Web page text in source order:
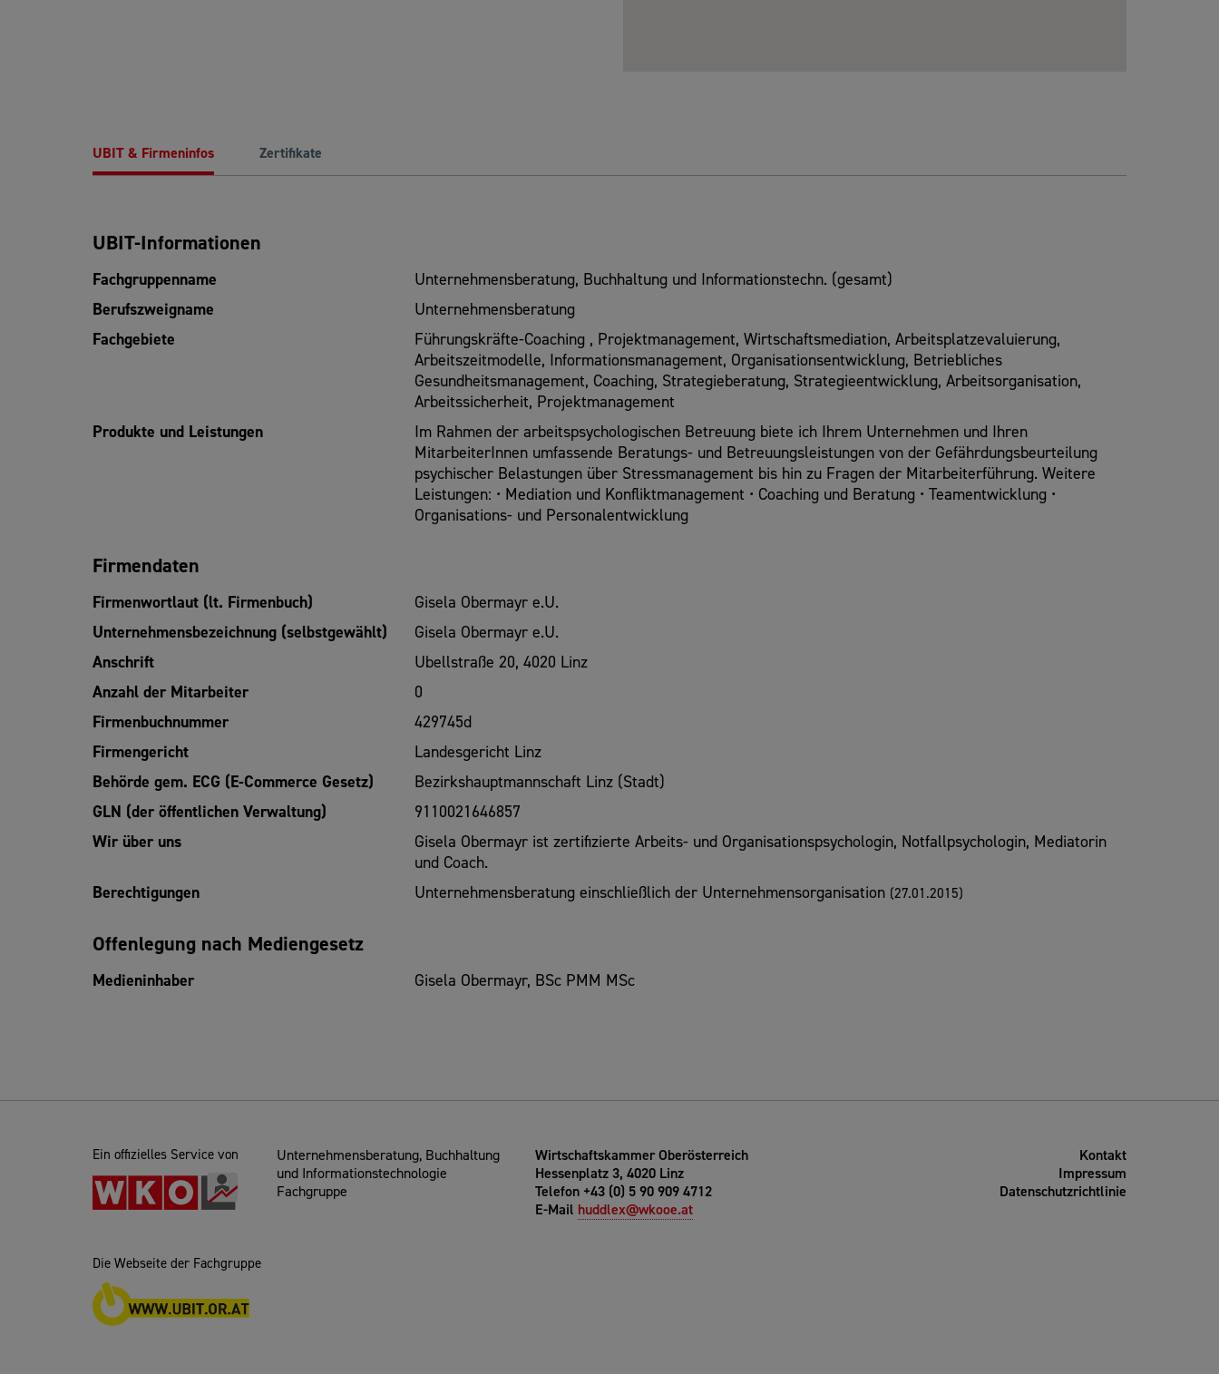
UBIT & Firmeninfos Zertifikate
UBIT-Informationen
Fachgruppenname
Unternehmensberatung, Buchhaltung und Informationstechn. (gesamt)
Berufszweigname
Unternehmensberatung
Fachgebiete
Führungskräfte-Coaching , Projektmanagement, Wirtschaftsmediation, Arbeitsplatzevaluierung,
Arbeitszeitmodelle, Informationsmanagement, Organisationsentwicklung, Betriebliches
Gesundheitsmanagement, Coaching, Strategieberatung, Strategieentwicklung, Arbeitsorganisation,
Arbeitssicherheit, Projektmanagement
Produkte und Leistungen
Im Rahmen der arbeitspsychologischen Betreuung biete ich Ihrem Unternehmen und Ihren
MitarbeiterInnen umfassende Beratungs- und Betreuungsleistungen von der Gefährdungsbeurteilung
psychischer Belastungen über Stressmanagement bis hin zu Fragen der Mitarbeiterführung. Weitere
Leistungen: • Mediation und Konfliktmanagement • Coaching und Beratung • Teamentwicklung •
Organisations- und Personalentwicklung
Firmendaten
Firmenwortlaut (lt. Firmenbuch)
Gisela Obermayr e.U.
Unternehmensbezeichnung (selbstgewählt)
Gisela Obermayr e.U.
Anschrift
Ubellstraße 20, 4020 Linz
Anzahl der Mitarbeiter
0
Firmenbuchnummer
429745d
Firmengericht
Landesgericht Linz
Behörde gem. ECG (E-Commerce Gesetz)
Bezirkshauptmannschaft Linz (Stadt)
GLN (der öffentlichen Verwaltung)
9110021646857
Wir über uns
Gisela Obermayr ist zertifizierte Arbeits- und Organisationspsychologin, Notfallpsychologin, Mediatorin
und Coach.
Berechtigungen
Unternehmensberatung einschließlich der Unternehmensorganisation (27.01.2015)
Offenlegung nach Mediengesetz
Medieninhaber Gisela Obermayr, BSc PMM MSc
Ein offizielles Service von
Unternehmensberatung, Buchhaltung
und Informationstechnologie
Fachgruppe
Wirtschaftskammer Oberösterreich
Hessenplatz 3, 4020 Linz
Telefon +43 (0) 5 90 909 4712
E-Mail huddlex@wkooe.at
Kontakt
Impressum
Datenschutzrichtlinie
Die Webseite der Fachgruppe